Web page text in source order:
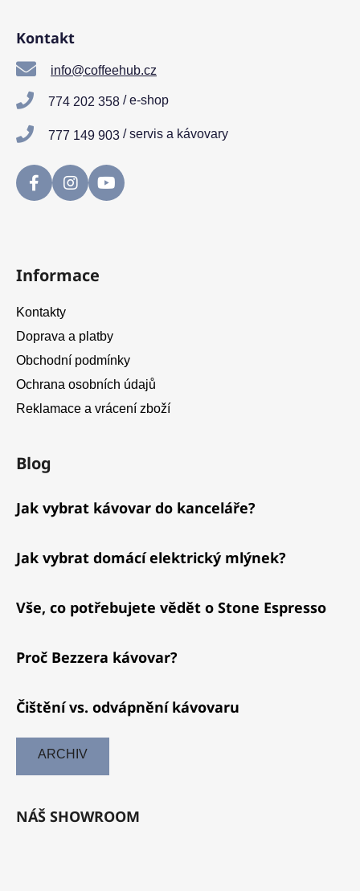
Kontakt
info@coffeehub.cz
774 202 358 / e-shop
777 149 903 / servis a kávovary
Informace
Kontakty
Doprava a platby
Obchodní podmínky
Ochrana osobních údajů
Reklamace a vrácení zboží
Blog
Jak vybrat kávovar do kanceláře?
Jak vybrat domácí elektrický mlýnek?
Vše, co potřebujete vědět o Stone Espresso
Proč Bezzera kávovar?
Čištění vs. odvápnění kávovaru
ARCHIV
NÁŠ SHOWROOM